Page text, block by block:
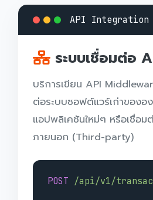
API Integration
ระบบเชื่อมต่อ
บริการเขียน API
ต่อระบบซอฟต์แวร์เก่าของอ
แอปพลิเคชันใหม่ๆ หรือเชื่อม
ภายนอก (Third-party)
POST /api/v1/